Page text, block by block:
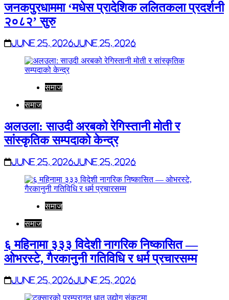
जनकपुरधाममा ‘मधेस प्रादेशिक ललितकला प्रदर्शनी
२०८२’ सुरु
June 25, 2026June 25, 2026
समाज
समाज
अलउला: साउदी अरबको रेगिस्तानी मोती र
सांस्कृतिक सम्पदाको केन्द्र
June 25, 2026June 25, 2026
समाज
समाज
६ महिनामा ३३३ विदेशी नागरिक निष्कासित —
ओभरस्टे, गैरकानुनी गतिविधि र धर्म प्रचारसम्म
June 25, 2026June 25, 2026